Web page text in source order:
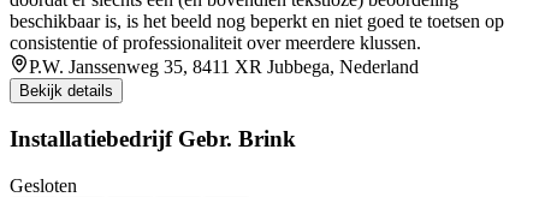
beschikbaar is, is het beeld nog beperkt en niet goed te toetsen op
consistentie of professionaliteit over meerdere klussen.
P.W. Janssenweg 35, 8411 XR Jubbega, Nederland
Bekijk details
Installatiebedrijf Gebr. Brink
Gesloten